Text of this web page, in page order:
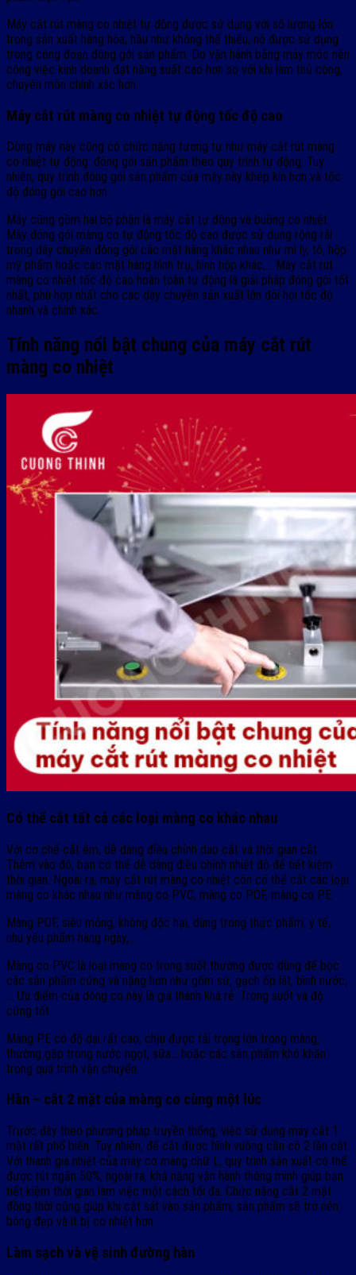
Máy cắt rút màng co nhiệt tự động được sử dụng với số lượng lớn
trong sản xuất hàng hóa, hầu như không thể thiếu, nó được sử dụng
trong công đoạn đóng gói sản phẩm. Do vận hành bằng máy móc nên
công việc kinh doanh đạt năng suất cao hơn so với khi làm thủ công,
chuyên môn chính xác hơn.
Máy cắt rút màng co nhiệt tự động tốc độ cao
Dòng máy này cũng có chức năng tương tự như máy cắt rút màng
co nhiệt tự động: đóng gói sản phẩm theo quy trình tự động. Tuy
nhiên, quy trình đóng gói sản phẩm của máy này khép kín hơn và tốc
độ đóng gói cao hơn.
Máy cũng gồm hai bộ phận là máy cắt tự động và buồng co nhiệt.
Máy đóng gói màng co tự động tốc độ cao được sử dụng rộng rãi
trong dây chuyền đóng gói các mặt hàng khác nhau như mì ly, tô, hộp
mỹ phẩm hoặc các mặt hàng hình trụ, hình hộp khác,… Máy cắt rút
màng co nhiệt tốc độ cao hoàn toàn tự động là giải pháp đóng gói tốt
nhất, phù hợp nhất cho các dây chuyền sản xuất lớn đòi hỏi tốc độ
nhanh và chính xác.
Tính năng nổi bật chung của máy cắt rút
màng co nhiệt
Có thể cắt tất cả các loại màng co khác nhau
Với cơ chế cắt êm, dễ dàng điều chỉnh dao cắt và thời gian cắt.
Thêm vào đó, bạn có thể dễ dàng điều chỉnh nhiệt độ để tiết kiệm
thời gian. Ngoài ra, máy cắt rút màng co nhiệt còn có thể cắt các loại
màng co khác nhau như màng co PVC, màng co POF, màng co PE.
Màng POF, siêu mỏng, không độc hại, dùng trong thực phẩm, y tế,
nhu yếu phẩm hàng ngày,…
Màng co PVC là loại màng co trong suốt thường được dùng để bọc
các sản phẩm cứng và nặng hơn như gốm sứ, gạch ốp lát, bình nước,
… Ưu điểm của dòng co này là giá thành khá rẻ. Trong suốt và độ
cứng tốt.
Màng PE có độ dai rất cao, chịu được tải trọng lớn trong màng,
thường gặp trong nước ngọt, sữa… hoặc các sản phẩm khó khăn
trong quá trình vận chuyển.
Hàn – cắt 2 mặt của màng co cùng một lúc
Trước đây theo phương pháp truyền thống, việc sử dụng máy cắt 1
mặt rất phổ biến. Tuy nhiên, để cắt được hình vuông cần có 2 lần cắt.
Với thanh gia nhiệt của máy co màng chữ L, quy trình sản xuất có thể
được rút ngắn 50%, ngoài ra, khả năng vận hành thông minh giúp bạn
tiết kiệm thời gian làm việc một cách tối đa. Chức năng cắt 2 mặt
đồng thời cũng giúp khi cắt sát vào sản phẩm, sản phẩm sẽ trở nên
bóng đẹp và ít bị co nhiệt hơn.
Làm sạch và vệ sinh đường hàn